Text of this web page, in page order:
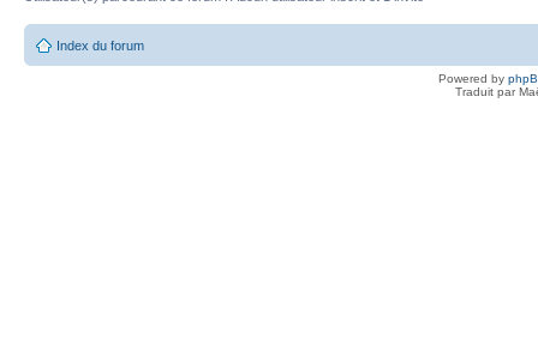
Index du forum
Powered by
Traduit par